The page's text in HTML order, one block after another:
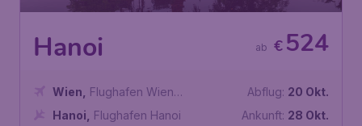
Hanoi € 524
ab
Wien
Flughafen Wien
Schwechat
Hanoi Flughafen Hanoi
Abflug: 20 Okt.
Ankunft: 28 Okt.